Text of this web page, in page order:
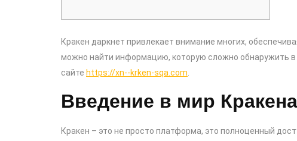
Кракен даркнет привлекает внимание многих,
можно найти информацию, которую сложно обнаружить
сайте https://xn--krken-sqa.com
Введение в мир Кракена
Кракен – это не просто платформа, это полноценный